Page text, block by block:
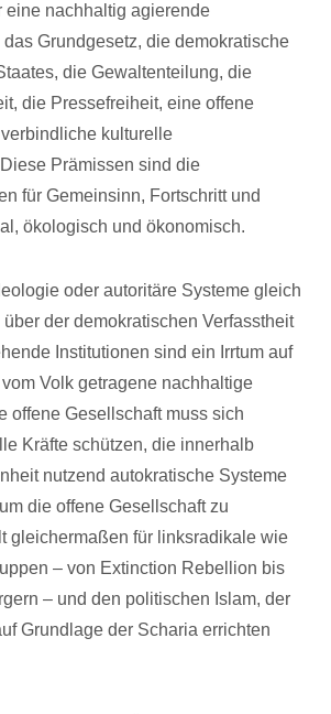
eine nachhaltig agierende
Grundgesetz, die demokratische
die Gewaltenteilung, die
die Pressefreiheit, eine offene
kulturelle
Prämissen sind die
für Gemeinsinn, Fortschritt und
ökologisch und ökonomisch.
oder autoritäre Systeme gleich
der demokratischen Verfasstheit
Institutionen sind ein Irrtum auf
Volk getragene nachhaltige
offene Gesellschaft muss sich
Kräfte schützen, die innerhalb
nutzend autokratische Systeme
die offene Gesellschaft zu
gleichermaßen für linksradikale wie
– von Extinction Rebellion bis
– und den politischen Islam, der
Grundlage der Scharia errichten